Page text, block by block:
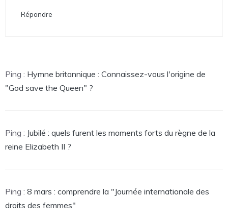
Répondre
Ping : Hymne britannique : Connaissez-vous l'origine de
"God save the Queen" ?
Ping : Jubilé : quels furent les moments forts du règne de la
reine Elizabeth II ?
Ping : 8 mars : comprendre la "Journée internationale des
droits des femmes"